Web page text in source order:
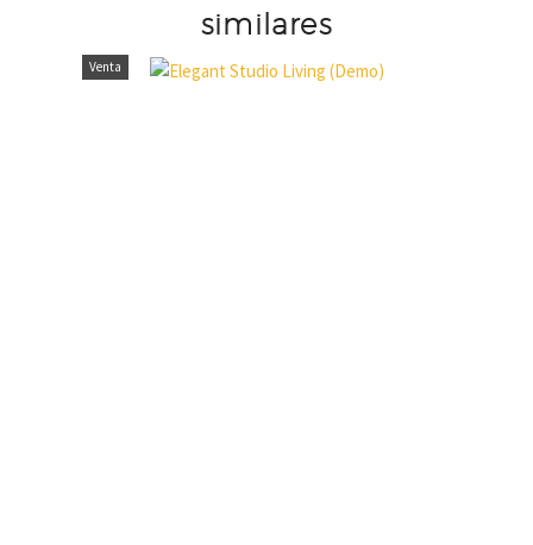
similares
Venta